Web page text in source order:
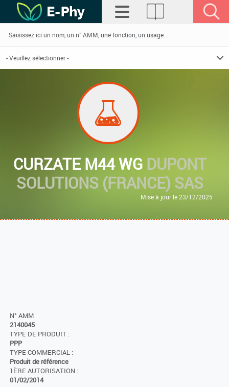
CURZATE M44 WG DUPONT
SOLUTIONS (FRANCE) SAS
Mise à jour le 23/12/2025
N° AMM
2140045
TYPE DE PRODUIT :
PPP
TYPE COMMERCIAL :
Produit de référence
1ÈRE AUTORISATION :
01/02/2014